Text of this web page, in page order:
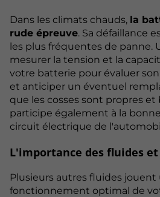
Dans les climats chauds, la
rude épreuve. Sa défaillance
les plus fréquentes de panne.
mesurer la tension et la
votre batterie pour évaluer
et anticiper un éventuel
que les cosses sont propres et
participe également à la
circuit électrique de
L'importance des fluides
Plusieurs autres fluides jouent
fonctionnement optimal de